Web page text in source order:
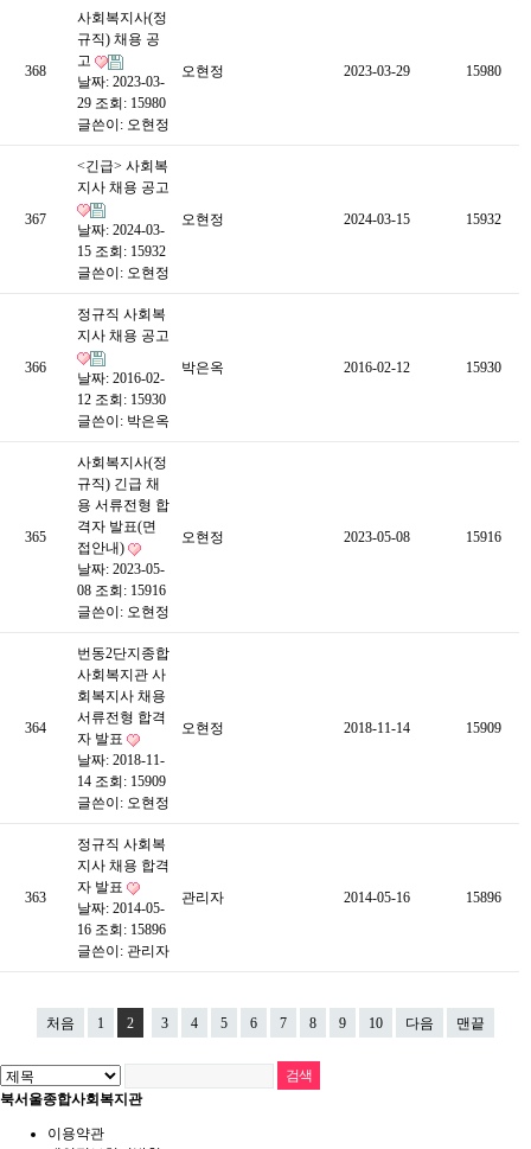
368
사회복지사(정
규직) 채용 공
고
날짜: 2023-03-
29 조회: 15980
글쓴이: 오현정
오현정 2023-03-29 15980
367
<긴급> 사회복
지사 채용 공고
날짜: 2024-03-
15 조회: 15932
글쓴이: 오현정
오현정 2024-03-15 15932
366
정규직 사회복
지사 채용 공고
날짜: 2016-02-
12 조회: 15930
글쓴이: 박은옥
박은옥 2016-02-12 15930
365
사회복지사(정
규직) 긴급 채
용 서류전형 합
격자 발표(면
접안내)
날짜: 2023-05-
08 조회: 15916
글쓴이: 오현정
오현정 2023-05-08 15916
364
번동2단지종합
사회복지관 사
회복지사 채용
서류전형 합격
자 발표
날짜: 2018-11-
14 조회: 15909
글쓴이: 오현정
오현정 2018-11-14 15909
363
정규직 사회복
지사 채용 합격
자 발표
날짜: 2014-05-
16 조회: 15896
글쓴이: 관리자
관리자 2014-05-16 15896
처음 1 2 3 4 5 6 7 8 9 10 다음 맨끝
북서울종합사회복지관
이용약관